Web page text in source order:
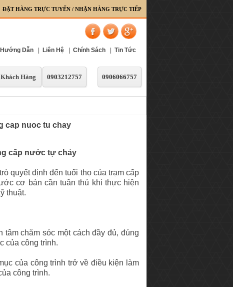
ĐẶT HÀNG TRỰC TUYẾN / NHẬN HÀNG TRỰC TIẾP
Hướng Dẫn Liên Hệ Chính Sách Tin Tức
Khách Hàng 0906066757
0903212757
cap nuoc tu chay
cấp nước tự chảy
quyết định đến tuổi thọ của trạm cấp
cơ bản cần tuân thủ khi thực hiện
thuật.
chăm sóc một cách đầy đủ, đúng
của công trình.
của công trình trở về điều kiện làm
công trình.